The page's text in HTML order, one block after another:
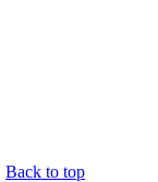
Back to top